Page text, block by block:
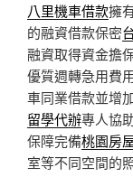
八里機車借款擁
的融資借款保密
融資取得資金擔
優質週轉急用費
車同業借款並增
留學代辦專人協
保障完備桃園房
室等不同空間的